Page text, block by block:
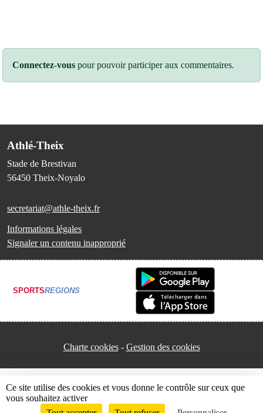
Connectez-vous pour pouvoir participer aux commentaires.
Athlé-Theix
Stade de Brestivan
56450 Theix-Noyalo
secretariat@athle-theix.fr
Informations légales
Signaler un contenu inapproprié
SPORTSREGIONS
Charte cookies Gestion des cookies
Ce site utilise des cookies et vous donne le contrôle sur ceux que
vous souhaitez activer